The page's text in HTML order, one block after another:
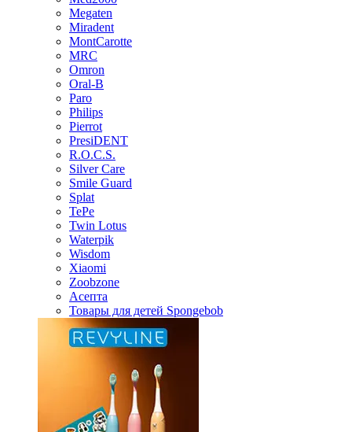
Megaten
Miradent
MontCarotte
MRC
Omron
Oral-B
Paro
Philips
Pierrot
PresiDENT
R.O.C.S.
Silver Care
Smile Guard
Splat
TePe
Twin Lotus
Waterpik
Wisdom
Xiaomi
Zoobzone
Асепта
Товары для детей Spongebob